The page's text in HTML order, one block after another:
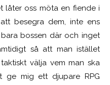
låter oss möta en fiende i
besegra dem, inte ens
bossen där och inget
så att man istället
välja vem man ska
ge mig ett djupare RPG